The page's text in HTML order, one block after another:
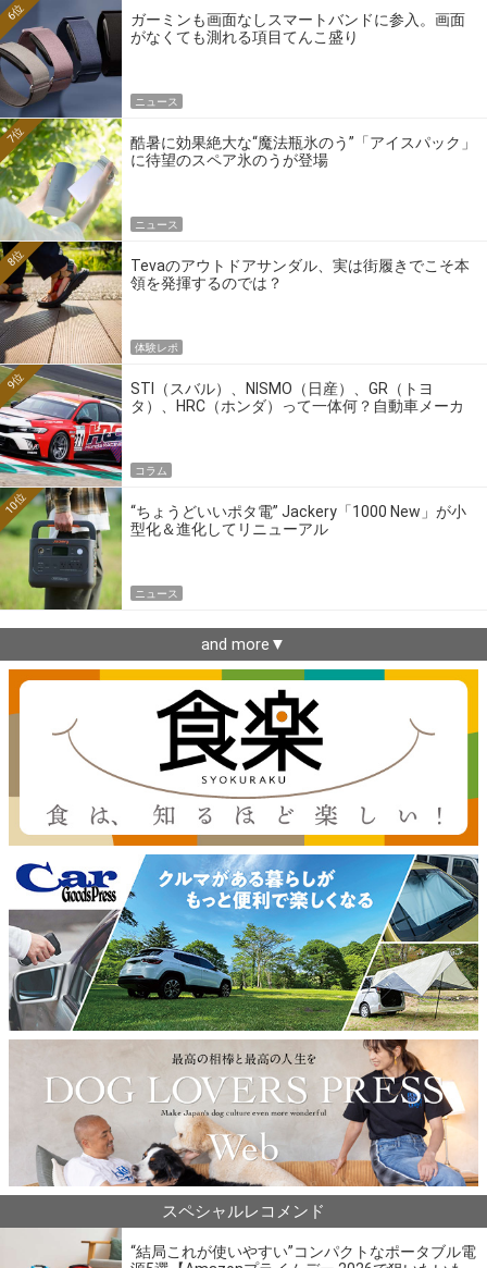
ガーミンも画面なしスマートバンドに参入。画面
がなくても測れる項目てんこ盛り
6位
ニュース
酷暑に効果絶大な“魔法瓶氷のう”「アイスパック」
に待望のスペア氷のうが登場
7位
ニュース
Tevaのアウトドアサンダル、実は街履きでこそ本
領を発揮するのでは？
8位
体験レポ
STI（スバル）、NISMO（日産）、GR（トヨ
タ）、HRC（ホンダ）って一体何？自動車メーカ
9位
コラム
“ちょうどいいポタ電” Jackery「1000 New」が小
型化＆進化してリニューアル
10位
ニュース
and more▼
スペシャルレコメンド
“結局これが使いやすい”コンパクトなポータブル電